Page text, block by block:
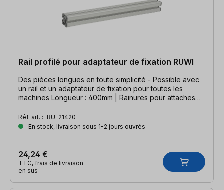
Rail profilé pour adaptateur de fixation RUWI
Des pièces longues en toute simplicité - Possible avec
un rail et un adaptateur de fixation pour toutes les
machines Longueur : 400mm | Rainures pour attaches
Réf. art. : RU-21420
En stock, livraison sous 1-2 jours ouvrés
24,24 €
TTC, frais de livraison
en sus